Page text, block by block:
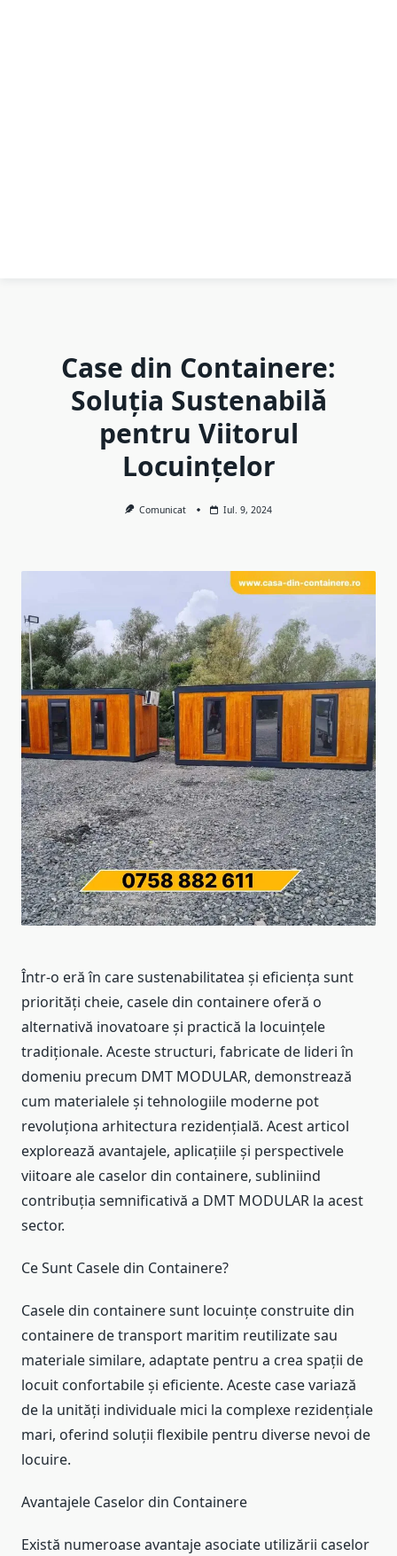
Case din Containere:
Soluția Sustenabilă
pentru Viitorul
Locuințelor
Comunicat Iul. 9, 2024
Într-o eră în care sustenabilitatea și eficiența sunt
priorități cheie, casele din containere oferă o
alternativă inovatoare și practică la locuințele
tradiționale. Aceste structuri, fabricate de lideri în
domeniu precum DMT MODULAR, demonstrează
cum materialele și tehnologiile moderne pot
revoluționa arhitectura rezidențială. Acest articol
explorează avantajele, aplicațiile și perspectivele
viitoare ale caselor din containere, subliniind
contribuția semnificativă a DMT MODULAR la acest
sector.
Ce Sunt Casele din Containere?
Casele din containere sunt locuințe construite din
containere de transport maritim reutilizate sau
materiale similare, adaptate pentru a crea spații de
locuit confortabile și eficiente. Aceste case variază
de la unități individuale mici la complexe rezidențiale
mari, oferind soluții flexibile pentru diverse nevoi de
locuire.
Avantajele Caselor din Containere
Există numeroase avantaje asociate utilizării caselor